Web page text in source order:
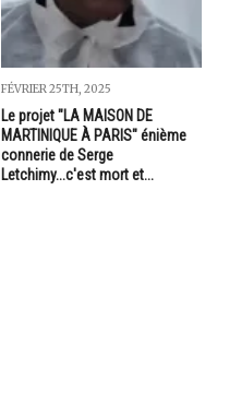
FÉVRIER 25TH, 2025
Le projet "LA MAISON DE
MARTINIQUE À PARIS" énième
connerie de Serge
Letchimy...c'est mort et...